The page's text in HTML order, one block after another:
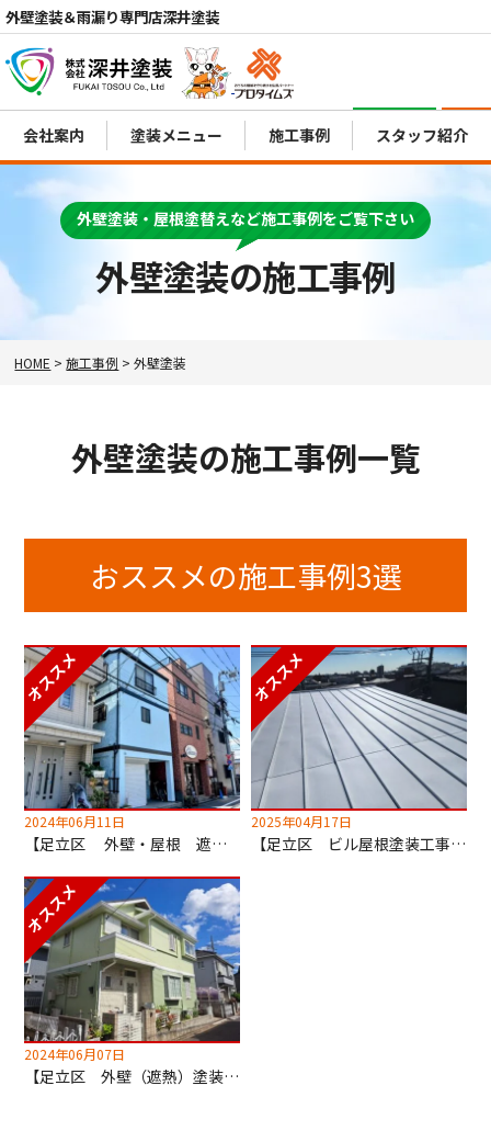
外壁塗装＆雨漏り専門店深井塗装
電話 MENU
会社案内 塗装メニュー 施工事例 スタッフ紹介
外壁塗装の施工事例
外壁塗装・屋根塗替えなど施工事例をご覧下さい
HOME >施工事例 >外壁塗装
外壁塗装の施工事例一覧
おススメの施工事例3選
2024年06月11日
【足立区 外壁・屋根 遮熱塗装工事】超低汚染無機塗料でセルフクリーニング！
2025年04月17日
【足立区 ビル屋根塗装工事】キルコ遮断熱塗料使用！2階の室温が劇的に変わります！
2024年06月07日
【足立区 外壁（遮熱）塗装・屋根カバー工法工事】深井塗装はカバー工法も専門！